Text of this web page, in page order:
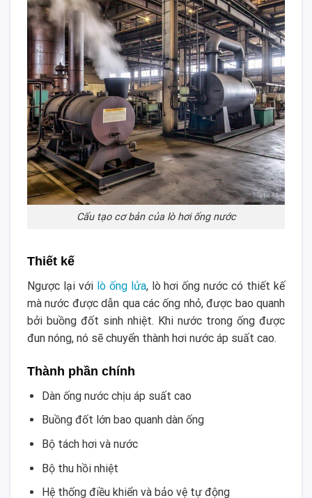
Cấu tạo cơ bản của lò hơi ống nước
Thiết kế
Ngược lại với lò ống lửa, lò hơi ống nước có thiết kế
mà nước được dẫn qua các ống nhỏ, được bao quanh
bởi buồng đốt sinh nhiệt. Khi nước trong ống được
đun nóng, nó sẽ chuyển thành hơi nước áp suất cao.
Thành phần chính
Dàn ống nước chịu áp suất cao
Buồng đốt lớn bao quanh dàn ống
Bộ tách hơi và nước
Bộ thu hồi nhiệt
Hệ thống điều khiển và bảo vệ tự động